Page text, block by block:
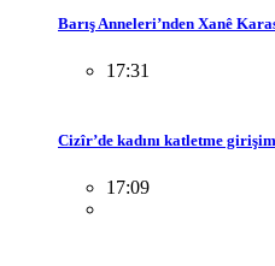
Barış Anneleri’nden Xanê
17:31
Cizîr’de kadını katletme
17:09